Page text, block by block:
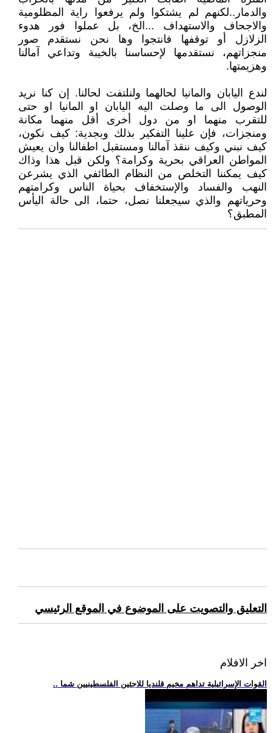
والدمار..لكنهم لم يشتكوا ولم يرفعوا راية المظلومية
والاجحاف والاستهداف ...الخ، بل عملوا فور هدوء
الزلازل أو توقفها فانتجوا وها نحن نستقدم صور
منجزاتهم، نستقدمها لإحساسنا بالخيبة وتداعي آمالنا
وهزيمتها.
لندع اليابان والمانيا لحالهما ولنلتفت لحالنا. إن كنا نريد
الوصول الى ما وصلت اليه اليابان او المانيا او حتى
للتقرب منهما او من دول أخرى أقل منهما مكانة
ومنجزات، فإن علينا التفكير بذلك وبجدية: كيف نكون،
كيف نبني وكيف ننقذ آمالنا ومستقبل اطفالنا وان يعيش
المواطن العراقي بحرية وكرامة؟ ولكن قبل هذا وذاك
كيف يمكننا التخلص من النظام الطائفي الذي يشرعن
النهب والفساد والإستخفاف بحياة الناس وكرامتهم
وحرياتهم والذي سيجعلنا نصل، حتما، الى حالة اليأس
المطبق؟
التعليق والتصويت على الموضوع في الموقع الرئيسي
اخر الافلام
.. القوات الإسرائيلية تداهم مخيم قلنديا للاجئين الفلسطينيين شما